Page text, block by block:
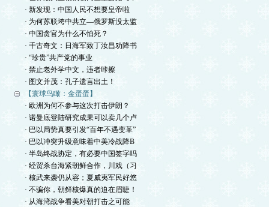
· 新发现：中国人民不想要皇帝啦
· 为何苏联垮中共立—俄罗斯没太监
· 中国贪官为什么不怕死？
· 千古奇文：日海军致丁汝昌劝降书
· “珍贵”共产党的事业
· 禁止老外学中文，违者咔擦
· 图文并茂：孔子遗言出土！
【寰球鸟瞰：金蛋蛋】
· 欧洲为何不参与这次打击伊朗？
· 诺曼底登陆研究成果可以卖几个卢
· 巴以局势真要引发“百年不遇变革”
· 巴以冲突升级意味着中美冷战降B
· 半岛终战协定，有必要中国签字吗
· 经贸杀台海紧朝鲜合作，川戏（习
· 核武来袭仍从容；夏威夷军民好悠
· 不骗你，朝鲜核爆真的迫在眉睫！
· 从海湾战争看美对朝打击之可能